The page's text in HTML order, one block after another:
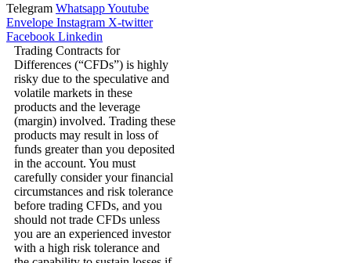
Telegram WhatsappYoutube
Envelope Instagram X-twitter
Facebook Linkedin
Trading Contracts for
Differences (“CFDs”) is highly
risky due to the speculative and
volatile markets in these
products and the leverage
(margin) involved. Trading these
products may result in loss of
funds greater than you deposited
in the account. You must
carefully consider your financial
circumstances and risk tolerance
before trading CFDs, and you
should not trade CFDs unless
you are an experienced investor
with a high risk tolerance and